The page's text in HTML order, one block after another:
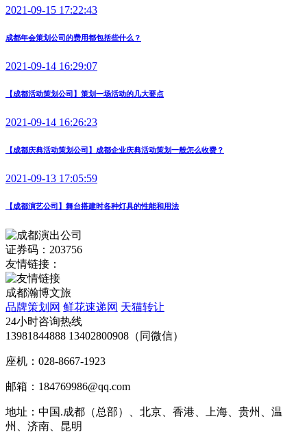
2021-09-15 17:22:43
成都年会策划公司的费用都包括些什么？
2021-09-14 16:29:07
【成都活动策划公司】策划一场活动的几大要点
2021-09-14 16:26:23
【成都庆典活动策划公司】成都企业庆典活动策划一般怎么收费？
2021-09-13 17:05:59
【成都演艺公司】舞台搭建时各种灯具的性能和用法
证券码：203756
友情链接：
成都瀚博文旅
品牌策划网 鲜花速递网 天猫转让
24小时咨询热线
13981844888 13402800908（同微信）
座机：028-8667-1923
邮箱：184769986@qq.com
地址：中国.成都（总部）、北京、香港、上海、贵州、温
州、济南、昆明